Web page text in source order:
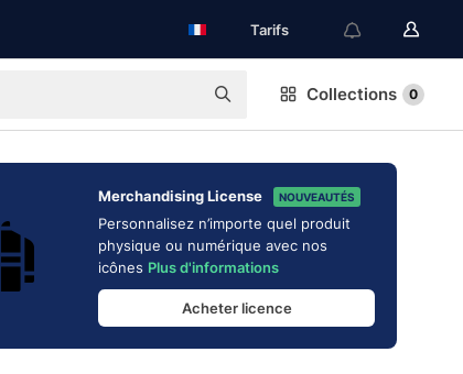
Tarifs
Collections 0
Merchandising License NOUVEAUTÉS
Personnalisez n’importe quel produit
physique ou numérique avec nos
icônes Plus d'informations
Acheter licence